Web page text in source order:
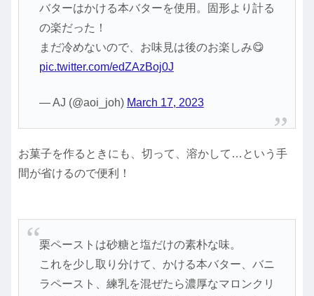
バターはかける本バターを使用。固形より計る
の楽だった！
まだ冷めないので、お味見は後のお楽しみ😋
pic.twitter.com/edZAzBoj0J
— AJ (@aoi_joh) March 17, 2023
お菓子を作るときにも、切って、溶かして…という手
間が省けるので便利！
栗ペーストは砂糖と塩だけの素朴な味。
これを少し取り分けて、かける本バター、バニ
ラペースト、練乳を混ぜたら濃厚なマロンクリ